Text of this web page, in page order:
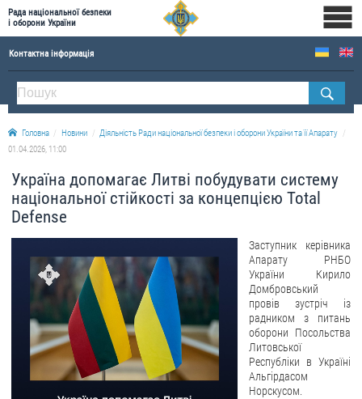
Рада національної безпеки
і оборони України
Контактна інформація
ПРО РНБОУ
Склад Ради національної безпеки і оборони України
Апарат Ради національної безпеки і оборони України
Історична довідка про діяльність Ради національної безпеки і оборони України
ОФІЦІЙНІ ДОКУМЕНТИ
Новини
Drone Deals
Фотогалерея
Відеогалерея
Головна Новини
Діяльність Ради національної безпеки і оборони України та її Апарату
01.04.2026, 11:00
Україна допомагає Литві побудувати систему
національної стійкості за концепцією Total
Defense
Заступник керівника
Апарату РНБО
України Кирило
Домбровський
провів зустріч із
радником з питань
оборони Посольства
Литовської
Республіки в Україні
Альгірдасом
Норскусом.